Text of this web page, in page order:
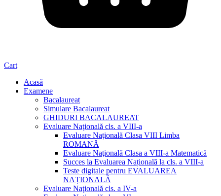
Cart
Acasă
Examene
Bacalaureat
Simulare Bacalaureat
GHIDURI BACALAUREAT
Evaluare Naţională cls. a VIII-a
Evaluare Naţională Clasa VIII Limba
ROMANĂ
Evaluare Naţională Clasa a VIII-a Matematică
Succes la Evaluarea Națională la cls. a VIII-a
Teste digitale pentru EVALUAREA
NAȚIONALĂ
Evaluare Naţională cls. a IV-a